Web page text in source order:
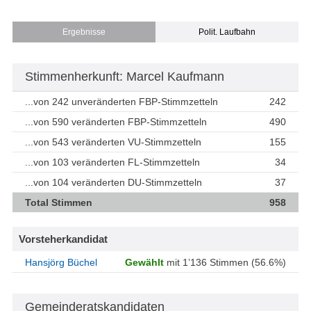
Ergebnisse Polit. Laufbahn
Stimmenherkunft: Marcel Kaufmann
...von 242 unveränderten FBP-Stimmzetteln
242
...von 590 veränderten FBP-Stimmzetteln
490
...von 543 veränderten VU-Stimmzetteln
155
...von 103 veränderten FL-Stimmzetteln
34
...von 104 veränderten DU-Stimmzetteln
37
Total Stimmen
958
Vorsteherkandidat
Hansjörg Büchel Gewählt mit 1’136 Stimmen (56.6%)
Gemeinderatskandidaten